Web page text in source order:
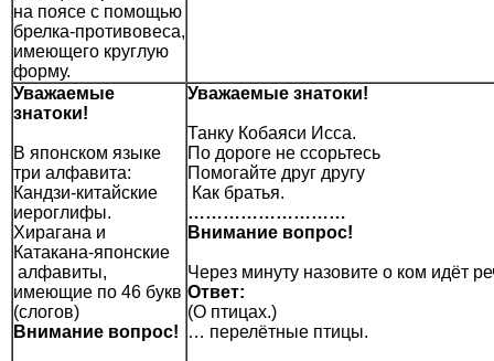
на поясе с помощью
брелка-противовеса,
имеющего круглую
форму.
Уважаемые
знатоки!
В японском языке
три алфавита:
Кандзи-китайские
иероглифы.
Хирагана и
Катакана-японские
алфавиты,
имеющие по 46 букв
(слогов)
Внимание вопрос!
Уважаемые знатоки!
Танку Кобаяси Исса.
По дороге не ссорьтесь
Помогайте друг другу
Как братья.
………………………
Внимание вопрос!
Через минуту назовите о ком идёт
Ответ:
(О птицах.)
… перелётные птицы.